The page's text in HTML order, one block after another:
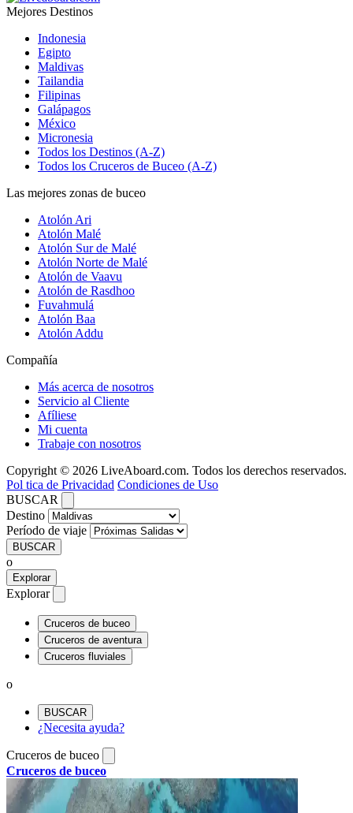
Mejores Destinos
Indonesia
Egipto
Maldivas
Tailandia
Filipinas
Galápagos
México
Micronesia
Todos los Destinos (A-Z)
Todos los Cruceros de Buceo (A-Z)
Las mejores zonas de buceo
Atolón Ari
Atolón Malé
Atolón Sur de Malé
Atolón Norte de Malé
Atolón de Vaavu
Atolón de Rasdhoo
Fuvahmulá
Atolón Baa
Atolón Addu
Compañía
Más acerca de nosotros
Servicio al Cliente
Afíliese
Mi cuenta
Trabaje con nosotros
Copyright © 2026 LiveAboard.com. Todos los derechos reservados.
Pol tica de Privacidad Condiciones de Uso
BUSCAR
Destino
Período de viaje
BUSCAR
o
Explorar
Explorar
Cruceros de buceo
Cruceros de aventura
Cruceros fluviales
o
BUSCAR
¿Necesita ayuda?
Cruceros de buceo
Cruceros de buceo